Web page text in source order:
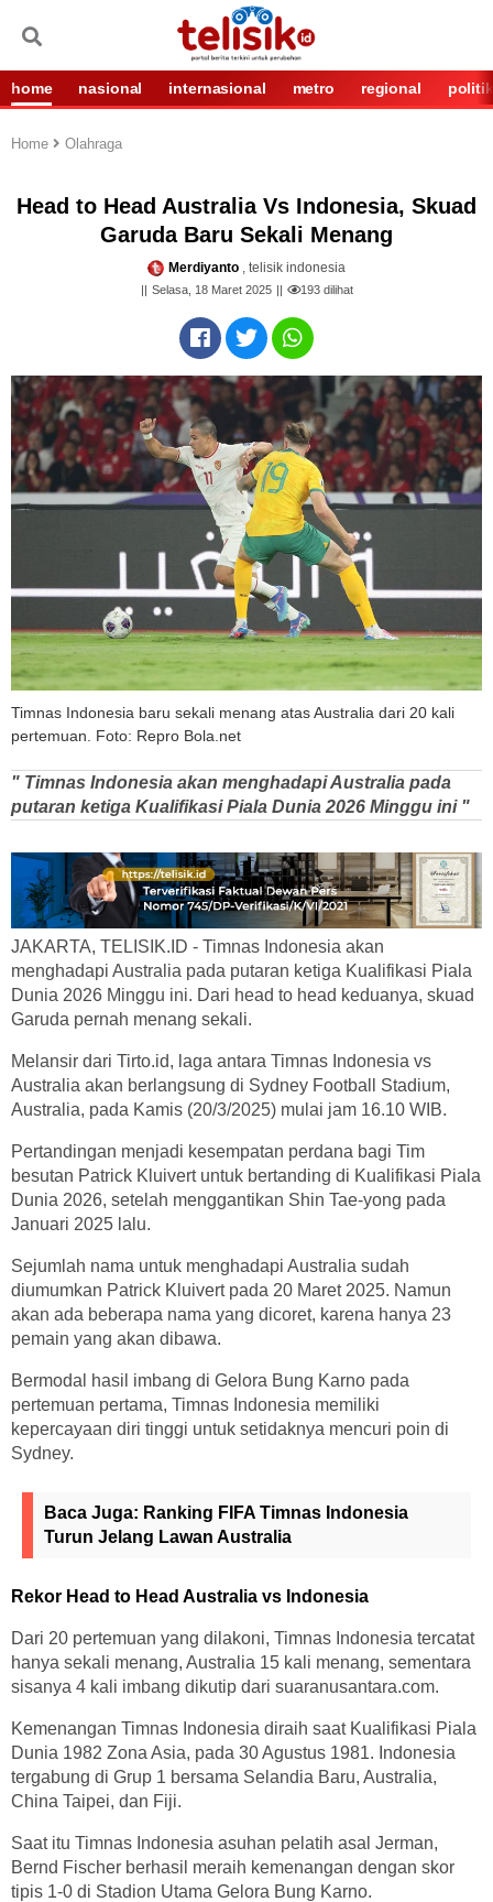
home nasional internasional metro regional politik
Home Olahraga
Head to Head Australia Vs Indonesia, Skuad
Garuda Baru Sekali Menang
Merdiyanto , telisik indonesia
Selasa, 18 Maret 2025 193dilihat
Timnas Indonesia baru sekali menang atas Australia dari 20 kali
pertemuan. Foto: Repro Bola.net
" Timnas Indonesia akan menghadapi Australia pada
putaran ketiga Kualifikasi Piala Dunia 2026 Minggu ini "
JAKARTA, TELISIK.ID - Timnas Indonesia akan
menghadapi Australia pada putaran ketiga Kualifikasi Piala
Dunia 2026 Minggu ini. Dari head to head keduanya, skuad
Garuda pernah menang sekali.
Melansir dari Tirto.id, laga antara Timnas Indonesia vs
Australia akan berlangsung di Sydney Football Stadium,
Australia, pada Kamis (20/3/2025) mulai jam 16.10 WIB.
Pertandingan menjadi kesempatan perdana bagi Tim
besutan Patrick Kluivert untuk bertanding di Kualifikasi Piala
Dunia 2026, setelah menggantikan Shin Tae-yong pada
Januari 2025 lalu.
Sejumlah nama untuk menghadapi Australia sudah
diumumkan Patrick Kluivert pada 20 Maret 2025. Namun
akan ada beberapa nama yang dicoret, karena hanya 23
pemain yang akan dibawa.
Bermodal hasil imbang di Gelora Bung Karno pada
pertemuan pertama, Timnas Indonesia memiliki
kepercayaan diri tinggi untuk setidaknya mencuri poin di
Sydney.
Baca Juga: Ranking FIFA Timnas Indonesia
Turun Jelang Lawan Australia
Rekor Head to Head Australia vs Indonesia
Dari 20 pertemuan yang dilakoni, Timnas Indonesia tercatat
hanya sekali menang, Australia 15 kali menang, sementara
sisanya 4 kali imbang dikutip dari suaranusantara.com.
Kemenangan Timnas Indonesia diraih saat Kualifikasi Piala
Dunia 1982 Zona Asia, pada 30 Agustus 1981. Indonesia
tergabung di Grup 1 bersama Selandia Baru, Australia,
China Taipei, dan Fiji.
Saat itu Timnas Indonesia asuhan pelatih asal Jerman,
Bernd Fischer berhasil meraih kemenangan dengan skor
tipis 1-0 di Stadion Utama Gelora Bung Karno.